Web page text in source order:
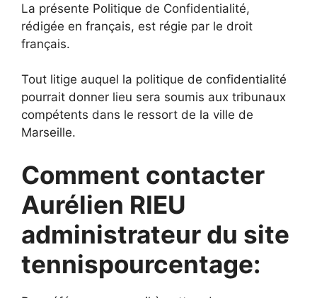
La présente Politique de Confidentialité,
rédigée en français, est régie par le droit
français.
Tout litige auquel la politique de confidentialité
pourrait donner lieu sera soumis aux tribunaux
compétents dans le ressort de la ville de
Marseille.
Comment contacter
Aurélien RIEU
administrateur du site
tennispourcentage: